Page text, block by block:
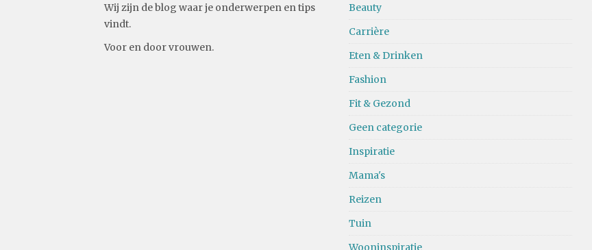
Wij zijn de blog waar je onderwerpen en tips
vindt.
Voor en door vrouwen.
Beauty
Carrière
Eten & Drinken
Fashion
Fit & Gezond
Geen categorie
Inspiratie
Mama's
Reizen
Tuin
Wooninspiratie